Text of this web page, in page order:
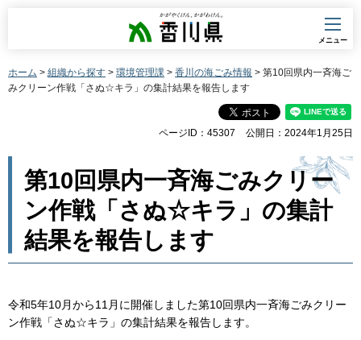
香川県
メニュー
ホーム > 組織から探す > 環境管理課 > 香川の海ごみ情報 > 第10回県内一斉海ご
みクリーン作戦「さぬ☆キラ」の集計結果を報告します
ページID：45307 公開日：2024年1月25日
第10回県内一斉海ごみクリー
ン作戦「さぬ☆キラ」の集計
結果を報告します
令和5年10月から11月に開催しました第10回県内一斉海ごみクリー
ン作戦「さぬ☆キラ」の集計結果を報告します。